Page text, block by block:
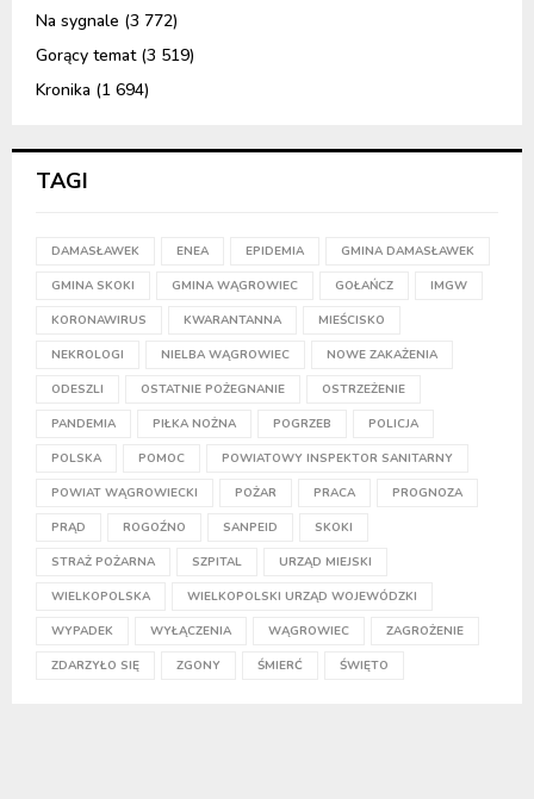
Na sygnale (3 772)
Gorący temat(3 519)
Kronika (1 694)
TAGI
DAMASŁAWEK ENEA EPIDEMIA GMINA DAMASŁAWEK
GMINA SKOKI GMINA WĄGROWIEC GOŁAŃCZ IMGW
KORONAWIRUS KWARANTANNA MIEŚCISKO
NEKROLOGI NIELBA WĄGROWIEC NOWE ZAKAŻENIA
ODESZLI OSTATNIE POŻEGNANIE OSTRZEŻENIE
PANDEMIA PIŁKA NOŻNA POGRZEB POLICJA
POLSKA POMOC POWIATOWY INSPEKTOR SANITARNY
POWIAT WĄGROWIECKI POŻAR PRACA PROGNOZA
PRĄD ROGOŹNO SANPEID SKOKI
STRAŻ POŻARNA SZPITAL URZĄD MIEJSKI
WIELKOPOLSKA WIELKOPOLSKI URZĄD WOJEWÓDZKI
WYPADEK WYŁĄCZENIA WĄGROWIEC ZAGROŻENIE
ZDARZYŁO SIĘ ZGONY ŚMIERĆ ŚWIĘTO